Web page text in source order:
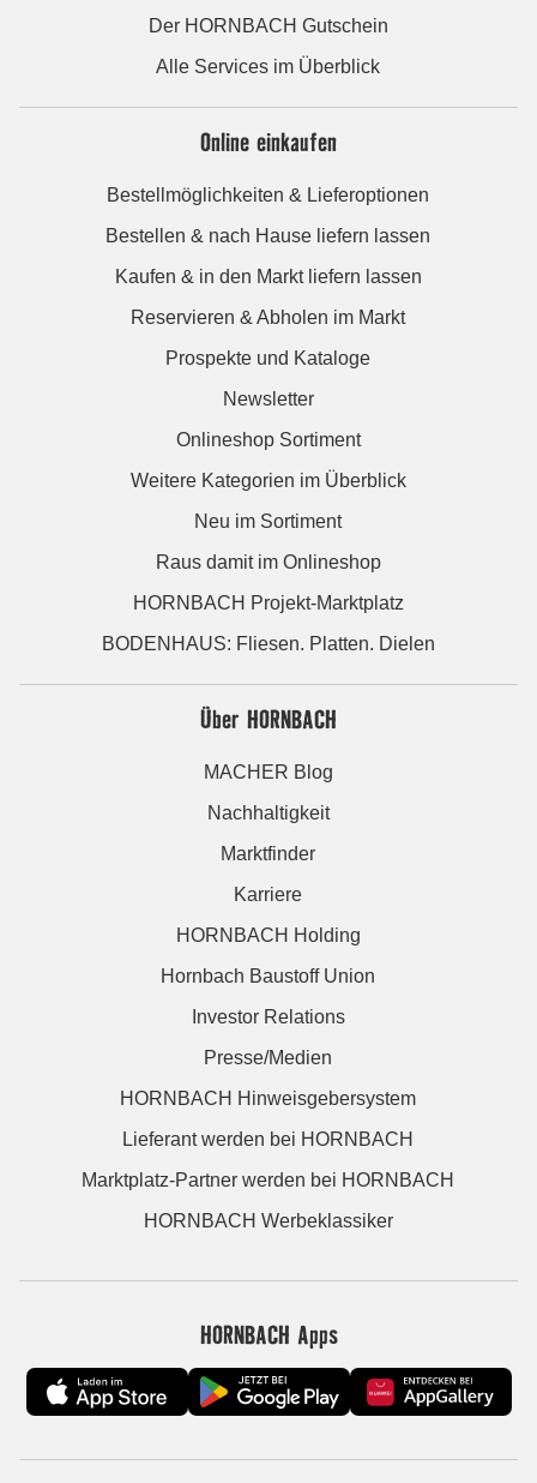
Der HORNBACH Gutschein
Alle Services im Überblick
Online einkaufen
Bestellmöglichkeiten & Lieferoptionen
Bestellen & nach Hause liefern lassen
Kaufen & in den Markt liefern lassen
Reservieren & Abholen im Markt
Prospekte und Kataloge
Newsletter
Onlineshop Sortiment
Weitere Kategorien im Überblick
Neu im Sortiment
Raus damit im Onlineshop
HORNBACH Projekt-Marktplatz
BODENHAUS: Fliesen. Platten. Dielen
Über HORNBACH
MACHER Blog
Nachhaltigkeit
Marktfinder
Karriere
HORNBACH Holding
Hornbach Baustoff Union
Investor Relations
Presse/Medien
HORNBACH Hinweisgebersystem
Lieferant werden bei HORNBACH
Marktplatz-Partner werden bei HORNBACH
HORNBACH Werbeklassiker
HORNBACH Apps